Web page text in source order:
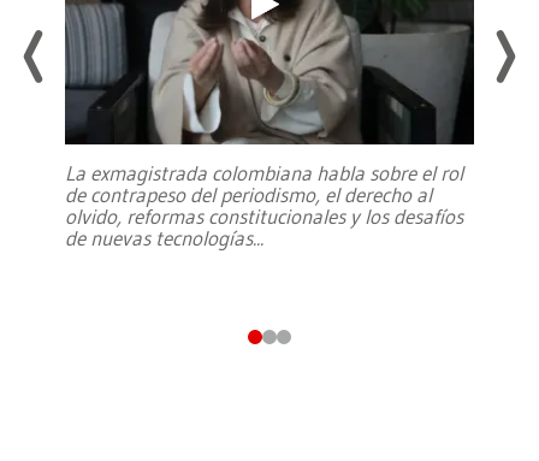
La exmagistrada colombiana habla sobre el rol
de contrapeso del periodismo, el derecho al
olvido, reformas constitucionales y los desafíos
de nuevas tecnologías...